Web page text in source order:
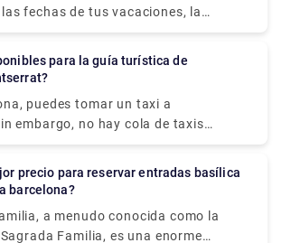
pero te costará al menos 130
kilómetros al centro de Barcelona).
fechas de tus vacaciones, la
días festivos locales. Sin embargo,
es de £ 80.
puedes tomar un taxi a
embargo, no hay cola de taxis
a Montserrat. Debe ponerse en
para que lo recoja y lo lleve de
olvides disfrutar de las vistas
barcelona?
a menudo conocida como la
Familia, es una enorme